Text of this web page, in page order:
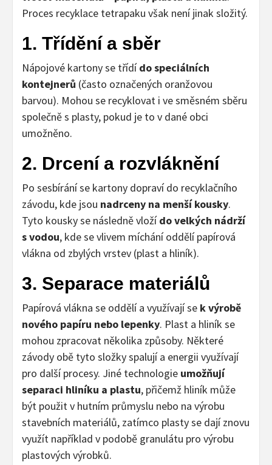
Proces recyklace tetrapaku však není jinak složitý.
1. Třídění a sběr
Nápojové kartony se třídído speciálních
kontejnerů (často označených oranžovou
barvou). Mohou se recyklovat i ve směsném sběru
společně s plasty, pokud je to v dané obci
umožněno.
2. Drcení a rozvláknění
Po sesbírání se kartony dopraví do recyklačního
závodu, kde jsou nadrceny na menší kousky.
Tyto kousky se následně vložído velkých nádrží
s vodou, kde se vlivem míchání oddělí papírová
vlákna od zbylých vrstev (plast a hliník).
3. Separace materiálů
Papírová vlákna se oddělí a využívají se k výrobě
nového papíru nebo lepenky. Plast a hliník se
mohou zpracovat několika způsoby. Některé
závody obě tyto složky spalují a energii využívají
pro další procesy. Jiné technologie umožňují
separaci hliníku a plastu, přičemž hliník může
být použit v hutním průmyslu nebo na výrobu
stavebních materiálů, zatímco plasty se dají znovu
využít například v podobě granulátu pro výrobu
plastových výrobků.